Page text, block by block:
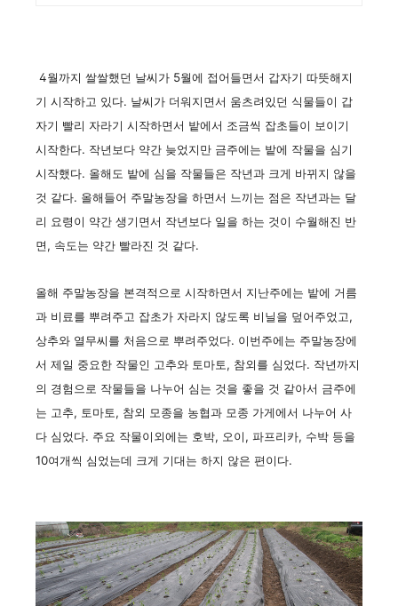
4월까지 쌀쌀했던 날씨가 5월에 접어들면서 갑자기 따뜻해지
기 시작하고 있다. 날씨가 더워지면서 움츠려있던 식물들이 갑
자기 빨리 자라기 시작하면서 밭에서 조금씩 잡초들이 보이기
시작한다. 작년보다 약간 늦었지만 금주에는 밭에 작물을 심기
시작했다. 올해도 밭에 심을 작물들은 작년과 크게 바뀌지 않을
것 같다. 올해들어 주말농장을 하면서 느끼는 점은 작년과는 달
리 요령이 약간 생기면서 작년보다 일을 하는 것이 수월해진 반
면, 속도는 약간 빨라진 것 같다.
올해 주말농장을 본격적으로 시작하면서 지난주에는 밭에 거름
과 비료를 뿌려주고 잡초가 자라지 않도록 비닐을 덮어주었고,
상추와 열무씨를 처음으로 뿌려주었다. 이번주에는 주말농장에
서 제일 중요한 작물인 고추와 토마토, 참외를 심었다. 작년까지
의 경험으로 작물들을 나누어 심는 것을 좋을 것 같아서 금주에
는 고추, 토마토, 참외 모종을 농협과 모종 가게에서 나누어 사
다 심었다. 주요 작물이외에는 호박, 오이, 파프리카, 수박 등을
10여개씩 심었는데 크게 기대는 하지 않은 편이다.